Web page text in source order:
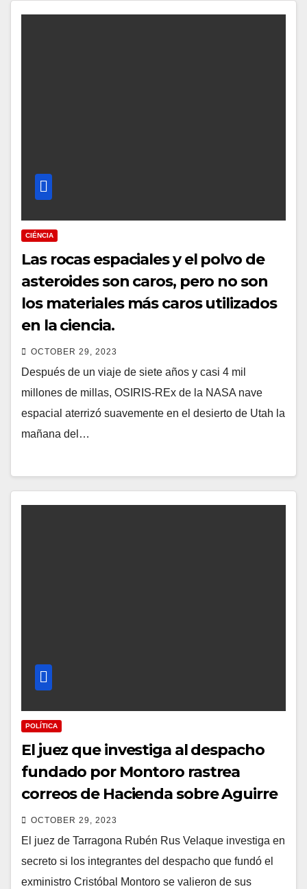
CIÉNCIA
Las rocas espaciales y el polvo de
asteroides son caros, pero no son
los materiales más caros utilizados
en la ciencia.
OCTOBER 29, 2023
Después de un viaje de siete años y casi 4 mil
millones de millas, OSIRIS-REx de la NASA nave
espacial aterrizó suavemente en el desierto de Utah la
mañana del…
POLÍTICA
El juez que investiga al despacho
fundado por Montoro rastrea
correos de Hacienda sobre Aguirre
OCTOBER 29, 2023
El juez de Tarragona Rubén Rus Velaque investiga en
secreto si los integrantes del despacho que fundó el
exministro Cristóbal Montoro se valieron de sus